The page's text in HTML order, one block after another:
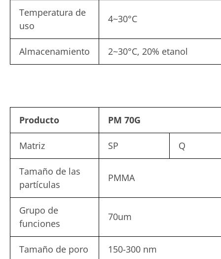
Temperatura de
uso
4~30°C
Almacenamiento 2~30°C, 20% etanol
Producto PM 70G
Matriz SP Q
Tamaño de las
partículas
PMMA
Grupo de
funciones
70um
Tamaño de poro 150-300 nm